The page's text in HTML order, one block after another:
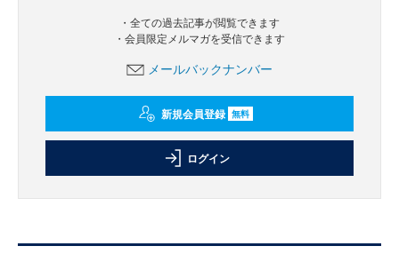
・全ての過去記事が閲覧できます
・会員限定メルマガを受信できます
メールバックナンバー
新規会員登録 無料
ログイン